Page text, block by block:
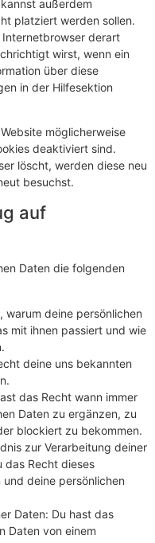
außerdem
platziert werden sollen.
Internetbrowser derart
wirst, wenn ein
über diese
in der Hilfesektion
möglicherweise
deaktiviert sind.
löscht, werden diese neu
besuchst.
auf
Daten die folgenden
warum deine persönlichen
mit ihnen passiert und wie
deine uns bekannten
das Recht wann immer
Daten zu ergänzen, zu
blockiert zu bekommen.
zur Verarbeitung deiner
das Recht dieses
deine persönlichen
Daten: Du hast das
Daten von einem